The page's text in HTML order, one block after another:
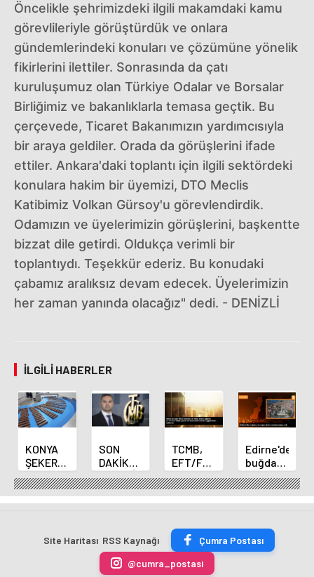
Öncelikle şehrimizdeki ilgili makamdaki kamu
görevlileriyle görüştürdük ve onlara
gündemlerindeki konuları ve çözümüne yönelik
fikirlerini ilettiler. Sonrasında da çatı
kuruluşumuz olan Türkiye Odalar ve Borsalar
Birliğimiz ve bakanlıklarla temasa geçtik. Bu
çerçevede, Ticaret Bakanımızın yardımcısıyla
bir araya geldiler. Orada da görüşlerini ifade
ettiler. Ankara'daki toplantı için ilgili sektördeki
konulara hakim bir üyemizi, DTO Meclis
Katibimiz Volkan Gürsoy'u görevlendirdik.
Odamızın ve üyelerimizin görüşlerini, başkentte
bizzat dile getirdi. Oldukça verimli bir
toplantıydı. Teşekkür ederiz. Bu konudaki
çabamız aralıksız devam edecek. Üyelerimizin
her zaman yanında olacağız" dedi. - DENİZLİ
İLGILI HABERLER
KONYA
ŞEKER
YILLIK 7
BİN 500
TON
ÜRETİLECEK
SON
DAKİKA
HABERİ:
Yeni
Merkez
Fatih
Karahan
oldu
TCMB,
EFT/FAST
işlemleri
için
fazla
uygulamasını
kaldırdı
Edirne'de
buğday
ve arpa
ekim
sezonu
erdi
Site Haritası RSS Kaynağı
Çumra Postası
@cumra_postasi